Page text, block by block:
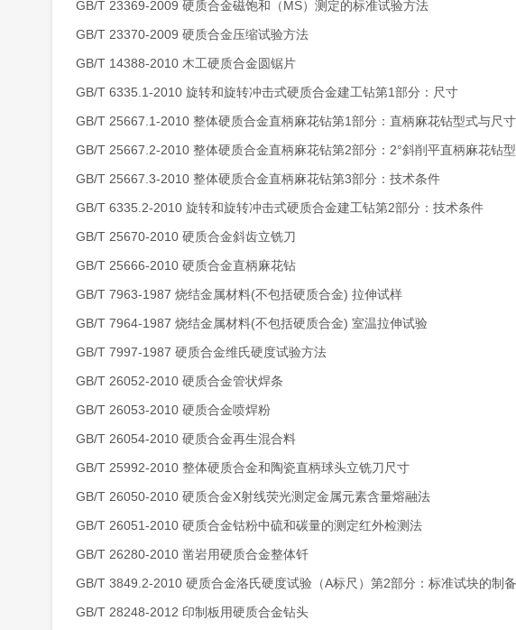
GB/T 23369-2009 硬质合金磁饱和（MS）测定的标准试验方法
GB/T 23370-2009 硬质合金压缩试验方法
GB/T 14388-2010 木工硬质合金圆锯片
GB/T 6335.1-2010 旋转和旋转冲击式硬质合金建工钻第1部分：尺寸
GB/T 25667.1-2010 整体硬质合金直柄麻花钻第1部分：直柄麻花钻型式与尺寸
GB/T 25667.2-2010 整体硬质合金直柄麻花钻第2部分：2°斜削平直柄麻花钻
GB/T 25667.3-2010 整体硬质合金直柄麻花钻第3部分：技术条件
GB/T 6335.2-2010 旋转和旋转冲击式硬质合金建工钻第2部分：技术条件
GB/T 25670-2010 硬质合金斜齿立铣刀
GB/T 25666-2010 硬质合金直柄麻花钻
GB/T 7963-1987 烧结金属材料(不包括硬质合金) 拉伸试样
GB/T 7964-1987 烧结金属材料(不包括硬质合金) 室温拉伸试验
GB/T 7997-1987 硬质合金维氏硬度试验方法
GB/T 26052-2010 硬质合金管状焊条
GB/T 26053-2010 硬质合金喷焊粉
GB/T 26054-2010 硬质合金再生混合料
GB/T 25992-2010 整体硬质合金和陶瓷直柄球头立铣刀尺寸
GB/T 26050-2010 硬质合金X射线荧光测定金属元素含量熔融法
GB/T 26051-2010 硬质合金钴粉中硫和碳量的测定红外检测法
GB/T 26280-2010 凿岩用硬质合金整体钎
GB/T 3849.2-2010 硬质合金洛氏硬度试验（A标尺）第2部分：标准试块的制
GB/T 28248-2012 印制板用硬质合金钻头